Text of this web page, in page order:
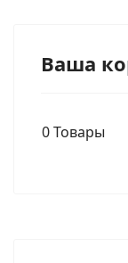
Ваша
0Товары